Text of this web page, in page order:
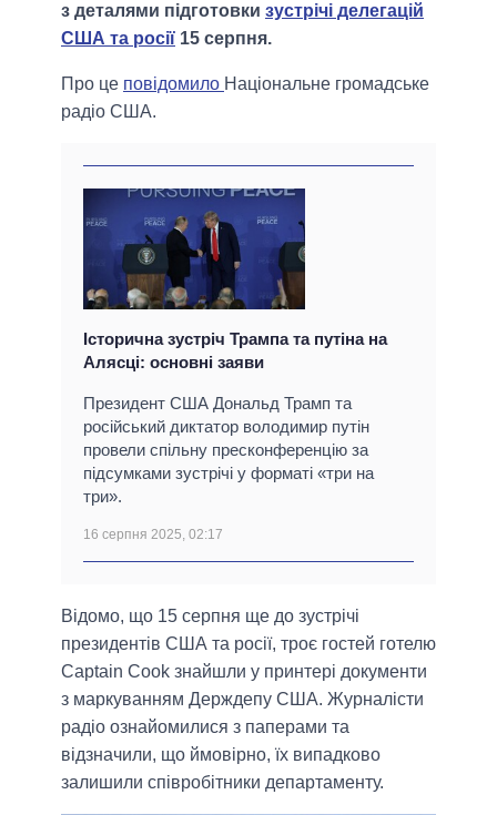
з деталями підготовки зустрічі делегацій
США та росії 15 серпня.
Про це повідомило Національне громадське
радіо США.
Історична зустріч Трампа та путіна на
Алясці: основні заяви
Президент США Дональд Трамп та
російський диктатор володимир путін
провели спільну пресконференцію за
підсумками зустрічі у форматі «три на
три».
16 серпня 2025, 02:17
Відомо, що 15 серпня ще до зустрічі
президентів США та росії, троє гостей готелю
Captain Cook знайшли у принтері документи
з маркуванням Держдепу США. Журналісти
радіо ознайомилися з паперами та
відзначили, що ймовірно, їх випадково
залишили співробітники департаменту.